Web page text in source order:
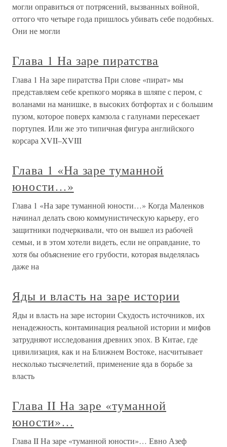
могли оправиться от потрясений, вызванных войной,
оттого что четыре года пришлось убивать себе подобных.
Они не могли
Глава 1 На заре пиратства
Глава 1 На заре пиратства При слове «пират» мы
представляем себе крепкого моряка в шляпе с пером, с
воланами на манишке, в высоких ботфортах и с большим
пузом, которое поверх камзола с галунами пересекает
портупея. Или же это типичная фигура английского
корсара XVII–XVIII
Глава 1 «На заре туманной
юности…»
Глава 1 «На заре туманной юности…» Когда Маленков
начинал делать свою коммунистическую карьеру, его
защитники подчеркивали, что он вышел из рабочей
семьи, и в этом хотели видеть, если не оправдание, то
хотя бы объяснение его грубости, которая выделялась
даже на
Яды и власть на заре истории
Яды и власть на заре истории Скудость источников, их
ненадежность, контаминация реальной истории и мифов
затрудняют исследования древних эпох. В Китае, где
цивилизация, как и на Ближнем Востоке, насчитывает
несколько тысячелетий, применение яда в борьбе за
власть
Глава II На заре «туманной
юности»…
Глава II На заре «туманной юности»… Евно Азеф